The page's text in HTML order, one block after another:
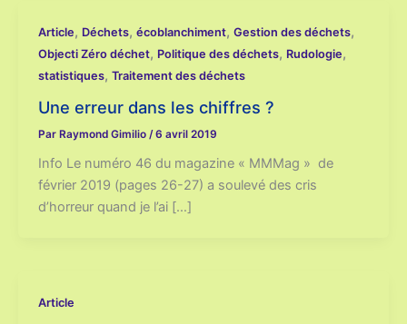
Article, Déchets, écoblanchiment, Gestion des déchets,
Objecti Zéro déchet, Politique des déchets, Rudologie,
statistiques, Traitement des déchets
Une erreur dans les chiffres ?
Par Raymond Gimilio /6 avril 2019
Info Le numéro 46 du magazine « MMMag » de
février 2019 (pages 26-27) a soulevé des cris
d’horreur quand je l’ai […]
Article